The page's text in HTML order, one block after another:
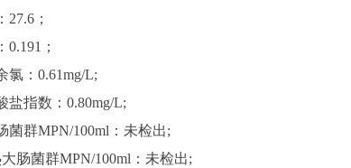
27.6；
0.191 ；
氯：0.61mg/L;
盐指数：0.80mg/L;
菌群MPN/100ml：未检出;
肠菌群MPN/100ml：未检出;